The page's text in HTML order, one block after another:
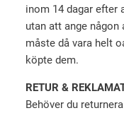
inom 14 dagar efter
utan att ange någon
måste då vara helt
köpte dem.
RETUR &
Behöver du